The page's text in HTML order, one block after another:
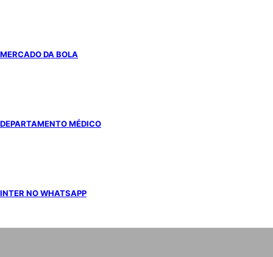
MERCADO DA BOLA
DEPARTAMENTO MÉDICO
INTER NO WHATSAPP